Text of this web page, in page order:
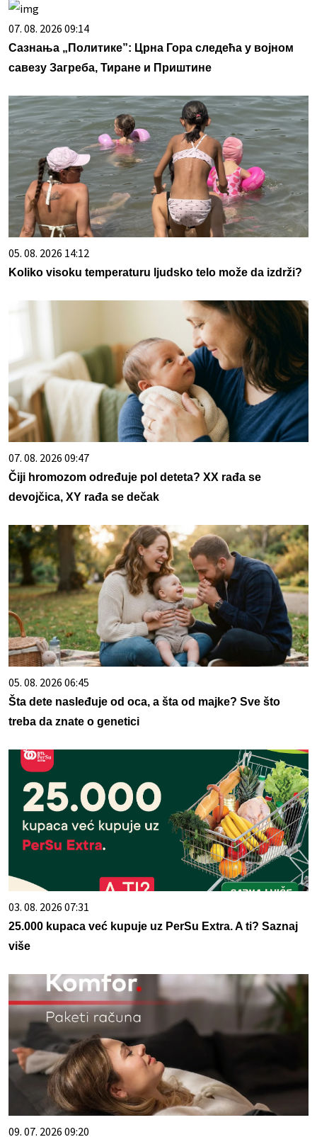
07. 08. 2026 09:14
Сазнања „Политике”: Црна Гора следећа у војном
савезу Загреба, Тиране и Приштине
05. 08. 2026 14:12
Koliko visoku temperaturu ljudsko telo može da izdrži?
07. 08. 2026 09:47
Čiji hromozom određuje pol deteta? XX rađa se
devojčica, XY rađa se dečak
05. 08. 2026 06:45
Šta dete nasleđuje od oca, a šta od majke? Sve što
treba da znate o genetici
03. 08. 2026 07:31
25.000 kupaca već kupuje uz PerSu Extra. A ti? Saznaj
više
09. 07. 2026 09:20